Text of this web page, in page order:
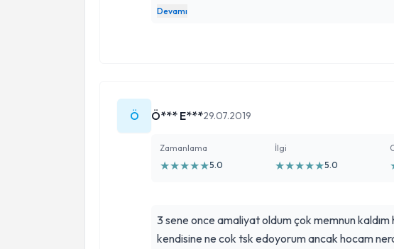
sokakta görenler şaşırıp kaldı. Hiçbir sıkıntı
verdi ve beni rahatlattı. Sayın Hocama her şey
Devamı
Ö Ö*** E***29.07.2019
Zamanlama
★★★★★5.0
İlgi
★★★★★5.0
3 sene once amaliyat oldum çok memnun kaldım
kendisine ne cok tsk edoyorum ancak hocam